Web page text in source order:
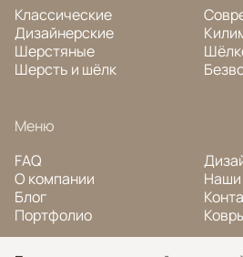
Классические
Дизайнерские
Шерстяные
Шерсть и шёлк
Меню
FAQ
О компании
Блог
Портфолио
Наши